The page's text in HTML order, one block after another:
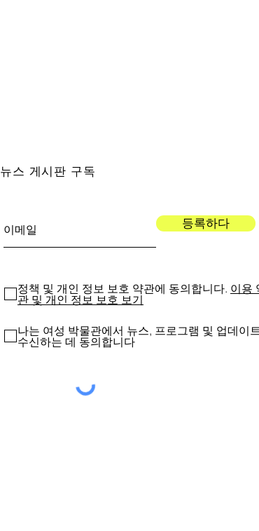
뉴스 게시판 구독
등록하다
정책 및 개인 정보 보호 약관에 동의합니다. 이용
관 및 개인 정보 보호 보기
나는 여성 박물관에서 뉴스, 프로그램 및 업데이
수신하는 데 동의합니다